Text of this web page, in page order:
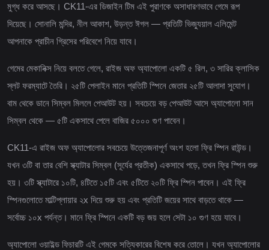
মুগ্ধ করে আসছে। CK11-এর ডিজাইন টিম এই পুরাণকে অসাধারণভাবে গেমে রূপ
দিয়েছে। সোনালি মন্দির, নীল আকাশ, উড়ন্ত ঈগল — প্রতিটি ভিজ্যুয়াল এলিমেন্ট
আপনাকে প্রাচীন গ্রিসের পরিবেশে নিয়ে যাবে।
গেমের মেকানিক্স নিয়ে বলতে গেলে, রাইজ অফ অ্যাপোলো একটি ৫ রিল, ৩ সারির ক্লাসিক
স্লট ফরম্যাটে তৈরি। ২৫টি পেলাইন মানে প্রতিটি স্পিনে জেতার ২৫টি আলাদা সুযোগ।
বাম থেকে ডানে সিম্বল মিললে পেআউট হয়। সবচেয়ে বড় পেআউট আসে অ্যাপোলো সান
সিম্বল থেকে — ৫টি একসাথে পেলে বাজির ৫০০০ গুণ পাবেন।
CK11-এ রাইজ অফ অ্যাপোলোর সবচেয়ে উত্তেজনাপূর্ণ অংশ হলো ফ্রি স্পিন রাউন্ড।
যখন ৩টি বা তার বেশি স্ক্যাটার সিম্বল (সূর্যের প্রতীক) একসাথে পড়ে, তখন ফ্রি স্পিন শুরু
হয়। ৩টি স্ক্যাটারে ১০টি, ৪টিতে ১৫টি এবং ৫টিতে ২০টি ফ্রি স্পিন পাবেন। এই ফ্রি
স্পিনগুলোতে মাল্টিপ্লায়ার ২x দিয়ে শুরু হয় এবং প্রতিটি জয়ের সাথে বাড়তে থাকে —
সর্বোচ্চ ১০x পর্যন্ত। মানে ফ্রি স্পিনে একটি বড় জয় হলে সেটা ১০ গুণ হয়ে যাবে।
অ্যাপোলো ওয়াইল্ড ফিচারটি এই গেমকে সত্যিকারের বিশেষ করে তোলে। যখন অ্যাপোলোর